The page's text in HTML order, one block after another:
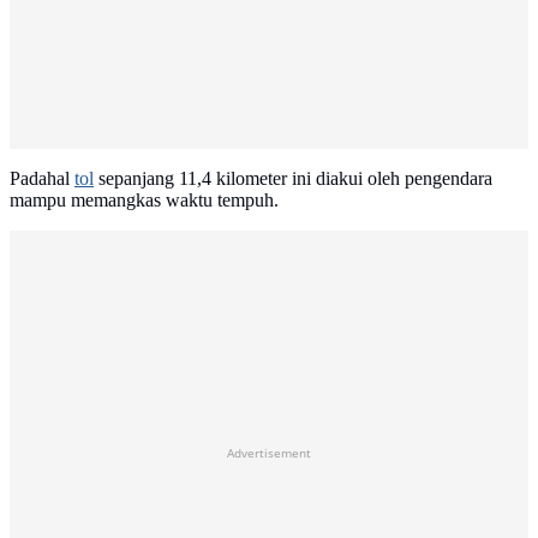
Padahal tol sepanjang 11,4 kilometer ini diakui oleh pengendara
mampu memangkas waktu tempuh.
Advertisement